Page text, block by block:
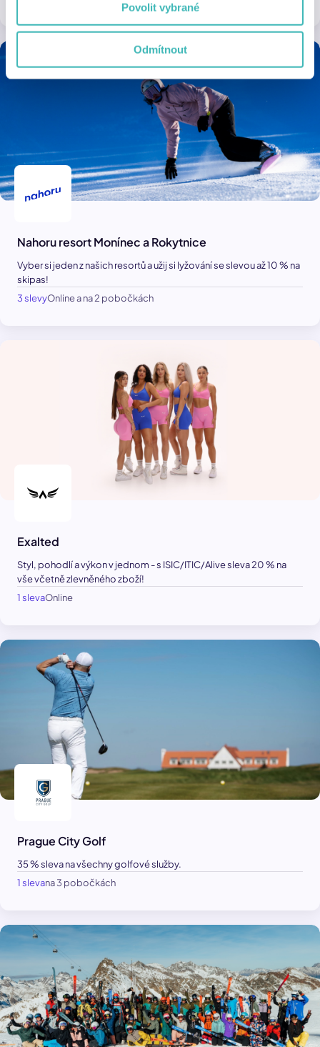
Povolit vybrané
Odmítnout
Nahoru resort Monínec a Rokytnice
Vyber si jeden z našich resortů a užij si lyžování se slevou až 10 % na
skipas!
3 slevyOnline a na 2 pobočkách
Exalted
Styl, pohodlí a výkon v jednom - s ISIC/ITIC/Alive sleva 20 % na
vše včetně zlevněného zboží!
1 slevaOnline
Prague City Golf
35 % sleva na všechny golfové služby.
1 slevana 3 pobočkách